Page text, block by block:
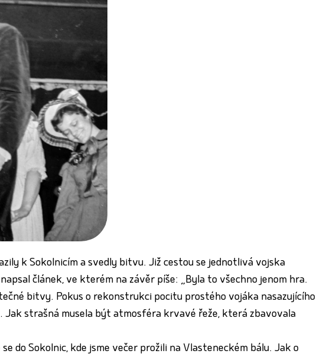
k Sokolnicím a svedly bitvu. Již cestou se jednotlivá vojska
článek, ve kterém na závěr píše: „Byla to všechno jenom hra.
bitvy. Pokus o rekonstrukci pocitu prostého vojáka nasazujícího
strašná musela být atmosféra krvavé řeže, která zbavovala
do Sokolnic, kde jsme večer prožili na Vlasteneckém bálu. Jak o